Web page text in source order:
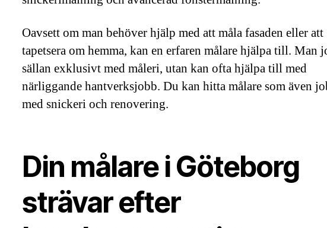
Oavsett om man behöver hjälp med att måla fasaden eller att
tapetsera om hemma, kan en erfaren målare hjälpa till. Man
sällan exklusivt med måleri, utan kan ofta hjälpa till med
närliggande hantverksjobb. Du kan hitta målare som även
med snickeri och renovering.
Din målare i Göteborg
strävar efter